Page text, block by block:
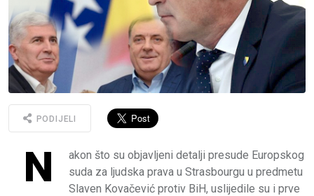
PODIJELI
N
akon što su objavljeni detalji presude Europskog
suda za ljudska prava u Strasbourgu u predmetu
Slaven Kovačević protiv BiH, uslijedile su i prve